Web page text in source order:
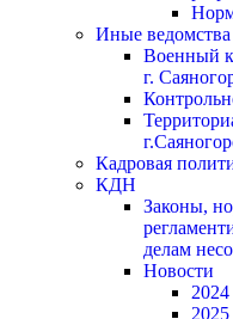
Иные ведомства
Военный
г.
Кадровая
КДН
Законы,
делам
Новости
2024
2025